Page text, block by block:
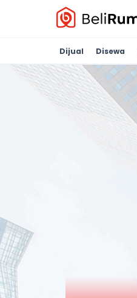
Dijual Disewa